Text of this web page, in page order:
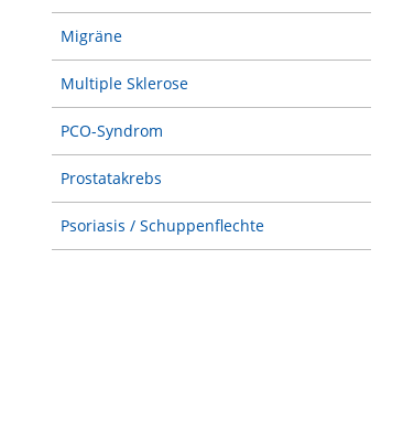
Migräne
Multiple Sklerose
PCO-Syndrom
Prostatakrebs
Psoriasis / Schuppenflechte